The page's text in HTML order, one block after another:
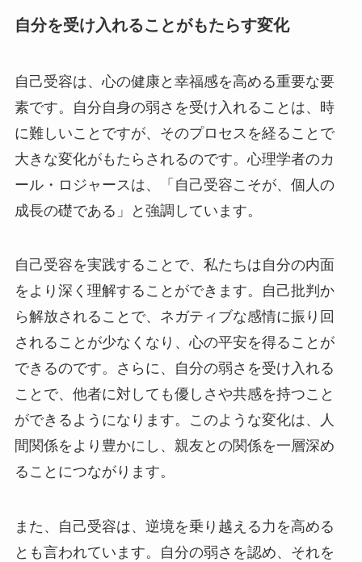
自分を受け入れることがもたらす変化
自己受容は、心の健康と幸福感を高める重要な要
素です。自分自身の弱さを受け入れることは、時
に難しいことですが、そのプロセスを経ることで
大きな変化がもたらされるのです。心理学者のカ
ール・ロジャースは、「自己受容こそが、個人の
成長の礎である」と強調しています。
自己受容を実践することで、私たちは自分の内面
をより深く理解することができます。自己批判か
ら解放されることで、ネガティブな感情に振り回
されることが少なくなり、心の平安を得ることが
できるのです。さらに、自分の弱さを受け入れる
ことで、他者に対しても優しさや共感を持つこと
ができるようになります。このような変化は、人
間関係をより豊かにし、親友との関係を一層深め
ることにつながります。
また、自己受容は、逆境を乗り越える力を高める
とも言われています。自分の弱さを認め、それを